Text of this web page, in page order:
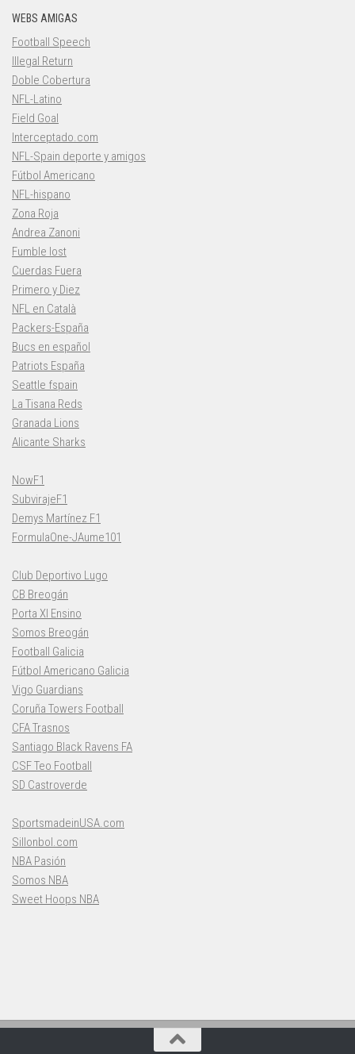
WEBS AMIGAS
Football Speech
Illegal Return
Doble Cobertura
NFL-Latino
Field Goal
Interceptado.com
NFL-Spain deporte y amigos
Fútbol Americano
NFL-hispano
Zona Roja
Andrea Zanoni
Fumble lost
Cuerdas Fuera
Primero y Diez
NFL en Català
Packers-España
Bucs en español
Patriots España
Seattle fspain
La Tisana Reds
Granada Lions
Alicante Sharks
NowF1
SubvirajeF1
Demys Martínez F1
FormulaOne-JAume101
Club Deportivo Lugo
CB Breogán
Porta XI Ensino
Somos Breogán
Football Galicia
Fútbol Americano Galicia
Vigo Guardians
Coruña Towers Football
CFA Trasnos
Santiago Black Ravens FA
CSF Teo Football
SD Castroverde
SportsmadeinUSA.com
Sillonbol.com
NBA Pasión
Somos NBA
Sweet Hoops NBA